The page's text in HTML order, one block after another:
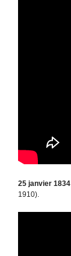
25 janvier 1834
1910).